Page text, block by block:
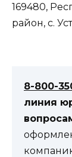
169480,
район, с.
8-800-
линия